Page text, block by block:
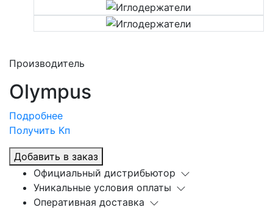
Производитель
Olympus
Подробнее
Получить Кп
Добавить в заказ
Официальный дистрибьютор
Уникальные условия оплаты
Оперативная доставка